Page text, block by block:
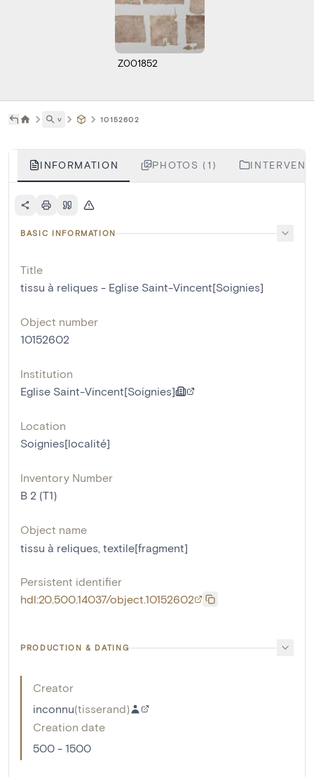
Z001852
˅ 10152602
INFORMATION PHOTOS (1)
BASIC INFORMATION
Title
tissu à reliques - Eglise Saint-Vincent[Soignies]
Object number
10152602
Institution
Eglise Saint-Vincent[Soignies]
Location
Soignies[localité]
Inventory Number
B 2 (T1)
Object name
tissu à reliques, textile[fragment]
Persistent identifier
hdl:20.500.14037/object.10152602
PRODUCTION & DATING
Creator
inconnu(tisserand)
Creation date
500 - 1500